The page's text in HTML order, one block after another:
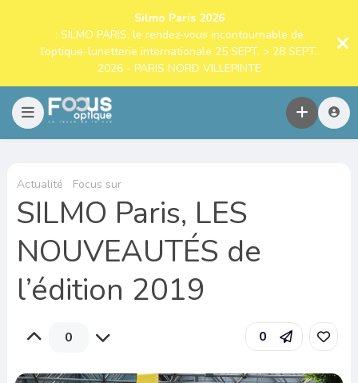
Silmo Paris 2026
: SILMO PARIS, le rendez-vous incontournable de
l’optique-lunetterie internationale 25 SEPT. > 28 SEPT.
2026 - PARIS NORD VILLEPINTE
Actualité Focus sur
SILMO Paris, LES
NOUVEAUTÉS de
l’édition 2019
0 0